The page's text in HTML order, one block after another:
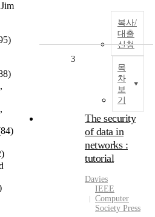
복사/
대출
신청
목
차
보
기
3
The security
of data in
networks :
tutorial
Davies
IEEE
Computer
Society Press